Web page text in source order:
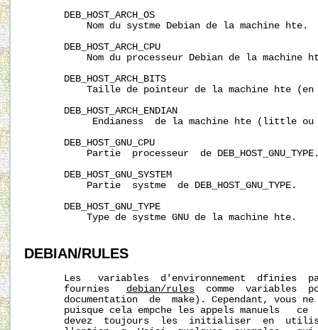
       DEB_HOST_ARCH_OS
           Nom du systme Debian de la machine hte.
       DEB_HOST_ARCH_CPU
Nom du processeur Debian de la machine
       DEB_HOST_ARCH_BITS
Taille de pointeur de la machine hte (en
       DEB_HOST_ARCH_ENDIAN
Endianess  de la machine hte (little ou
       DEB_HOST_GNU_CPU
Partie  processeur  de
       DEB_HOST_GNU_SYSTEM
           Partie  systme  de DEB_HOST_GNU_TYPE.
       DEB_HOST_GNU_TYPE
           Type de systme GNU de la machine hte.
DEBIAN/RULES
Les   variables  d'environnement  dfinies
       fournies
debian/rules
comme  variables
documentation  de  make). Cependant, vous
puisque cela empche les appels manuels   ce
devez  toujours  les  initialiser  en